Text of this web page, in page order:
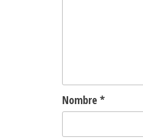
Nombre *